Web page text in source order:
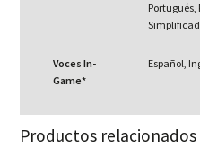
Portugués,
Voces In-
Game*
Español,
Productos relacionados